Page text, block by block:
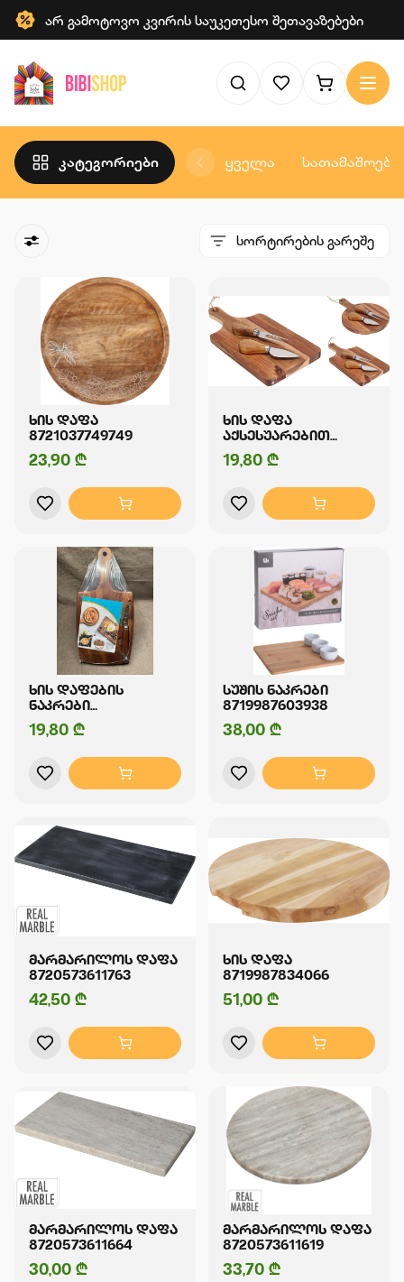
არ გამოტოვო კვირის საუკეთესო შეთავაზებები
კატეგორიები ყველა სათამაშოები
სორტირების გარეშე
ᲮᲘᲡ ᲓᲐᲤᲐ
8721037749749
23,90 ₾
ᲮᲘᲡ ᲓᲐᲤᲐ
ᲐᲥᲡᲔᲡᲣᲐᲠᲔᲑᲘᲗ
8721037113076
19,80 ₾
ᲮᲘᲡ ᲓᲐᲤᲔᲑᲘᲡ
ᲜᲐᲙᲠᲔᲑᲘ
1905202318856
19,80 ₾
ᲡᲣᲨᲘᲡ ᲜᲐᲙᲠᲔᲑᲘ
8719987603938
38,00 ₾
ᲛᲐᲠᲛᲐᲠᲘᲚᲝᲡ ᲓᲐᲤᲐ
8720573611763
42,50 ₾
ᲮᲘᲡ ᲓᲐᲤᲐ
8719987834066
51,00 ₾
ᲛᲐᲠᲛᲐᲠᲘᲚᲝᲡ ᲓᲐᲤᲐ
8720573611664
30,00 ₾
ᲛᲐᲠᲛᲐᲠᲘᲚᲝᲡ ᲓᲐᲤᲐ
8720573611619
33,70 ₾